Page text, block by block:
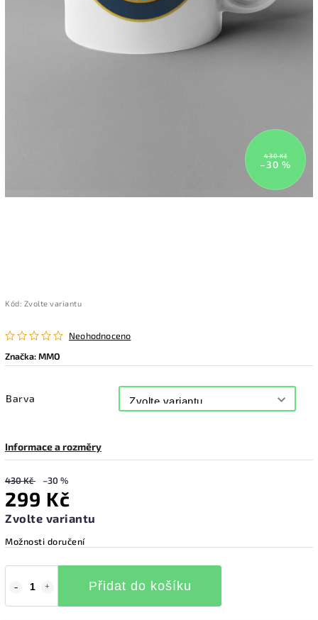
430 Kč
–30 %
Kód: Zvolte variantu
Neohodnoceno
Značka:MMO
Barva
Informace a rozměry
430 Kč –30 %
299 Kč
Zvolte variantu
Možnosti doručení
Přidat do košíku